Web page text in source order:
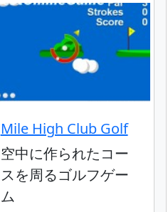
Mile High Club Golf
空中に作られたコー
スを周るゴルフゲー
ム